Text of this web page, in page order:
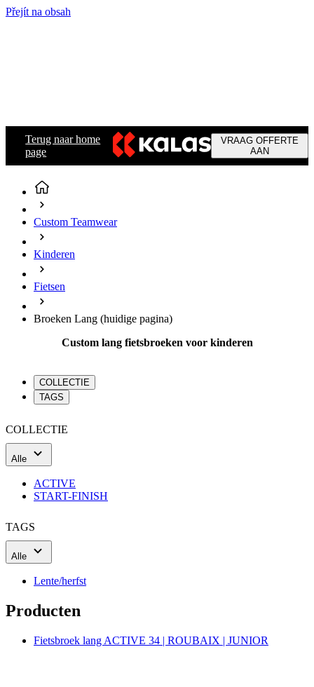
Přejít na obsah
Terug naar home
page
VRAAG OFFERTE
AAN
Custom Teamwear
Kinderen
Fietsen
Broeken Lang (huidige pagina)
Custom lang fietsbroeken voor kinderen
COLLECTIE
TAGS
COLLECTIE
Alle
ACTIVE
START-FINISH
TAGS
Alle
Lente/herfst
Producten
Fietsbroek lang ACTIVE 34 | ROUBAIX | JUNIOR